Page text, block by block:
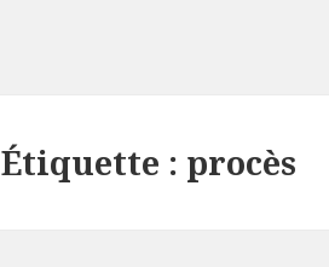
Étiquette : procès